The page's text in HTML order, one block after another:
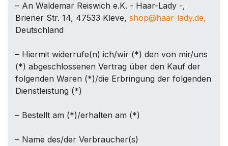
– An Waldemar Reiswich e.K. - Haar-Lady -,
Briener Str. 14, 47533 Kleve, shop@haar-lady.de,
Deutschland
– Hiermit widerrufe(n) ich/wir (*) den von mir/uns
(*) abgeschlossenen Vertrag über den Kauf der
folgenden Waren (*)/die Erbringung der folgenden
Dienstleistung (*)
– Bestellt am (*)/erhalten am (*)
– Name des/der Verbraucher(s)